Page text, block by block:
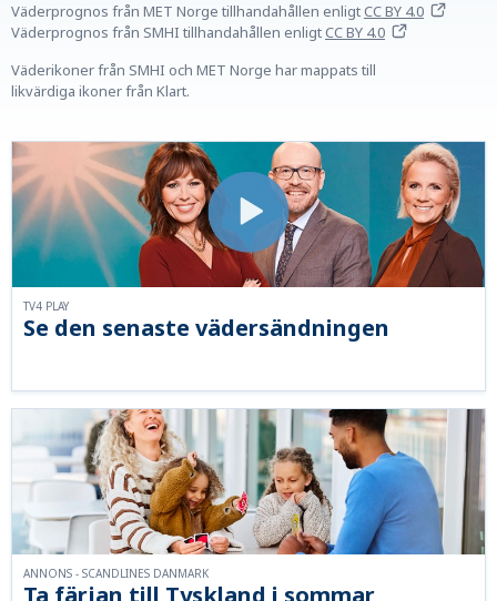
Väderprognos från MET Norge tillhandahållen enligtCC BY 4.0
Väderprognos från SMHI tillhandahållen enligtCC BY 4.0
Väderikoner från SMHI och MET Norge har mappats till
likvärdiga ikoner från Klart.
Se den senaste vädersändningen
TV4 PLAY
ANNONS - SCANDLINES DANMARK